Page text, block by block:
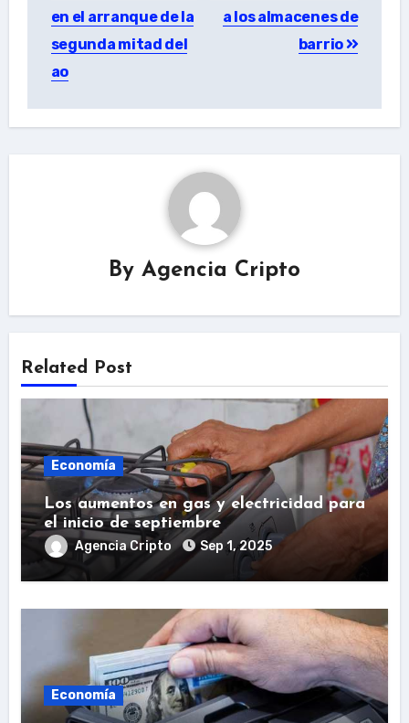
navigation
en el arranque de la
segunda mitad del
ao
a los almacenes de
barrio
By Agencia Cripto
Related Post
Economía
Los aumentos en gas y electricidad para
el inicio de septiembre
Agencia Cripto Sep 1, 2025
Economía